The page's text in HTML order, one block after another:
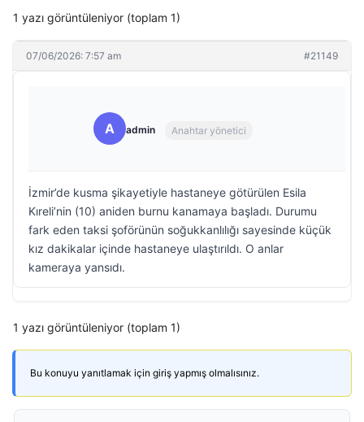
1 yazı görüntüleniyor (toplam 1)
07/06/2026: 7:57 am #21149
A admin Anahtar yönetici
İzmir’de kusma şikayetiyle hastaneye götürülen Esila
Kıreli’nin (10) aniden burnu kanamaya başladı. Durumu
fark eden taksi şoförünün soğukkanlılığı sayesinde küçük
kız dakikalar içinde hastaneye ulaştırıldı. O anlar
kameraya yansıdı.
1 yazı görüntüleniyor (toplam 1)
Bu konuyu yanıtlamak için giriş yapmış olmalısınız.